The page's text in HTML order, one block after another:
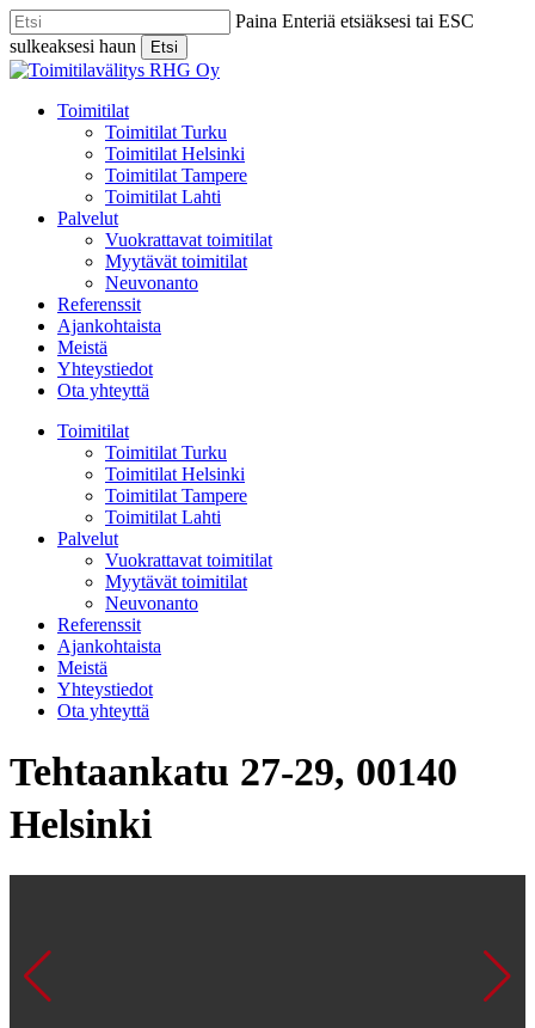
Skip
to
main
content
Paina Enteriä etsiäksesi tai ESC
sulkeaksesi haun
Etsi
Close
Menu
Toimitilat
Toimitilat Turku
Toimitilat Helsinki
Toimitilat Tampere
Toimitilat Lahti
Palvelut
Vuokrattavat toimitilat
Myytävät toimitilat
Neuvonanto
Referenssit
Ajankohtaista
Meistä
Yhteystiedot
Ota yhteyttä
Toimitilat
Toimitilat Turku
Toimitilat Helsinki
Toimitilat Tampere
Toimitilat Lahti
Palvelut
Vuokrattavat toimitilat
Myytävät toimitilat
Neuvonanto
Referenssit
Ajankohtaista
Meistä
Yhteystiedot
Ota yhteyttä
Tehtaankatu 27-29, 00140
Helsinki